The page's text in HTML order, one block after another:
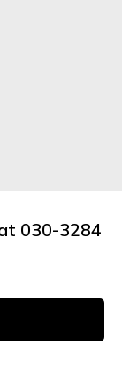
030-3284